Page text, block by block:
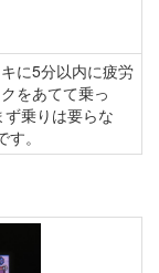
に5分以内に疲労
をあてて乗っ
乗りは要らな
。